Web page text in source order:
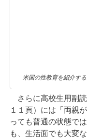
米国の性教育を紹介す
さらに高校生用副読
１１頁）には「両親
っても普通の状態で
も、生活面でも大変